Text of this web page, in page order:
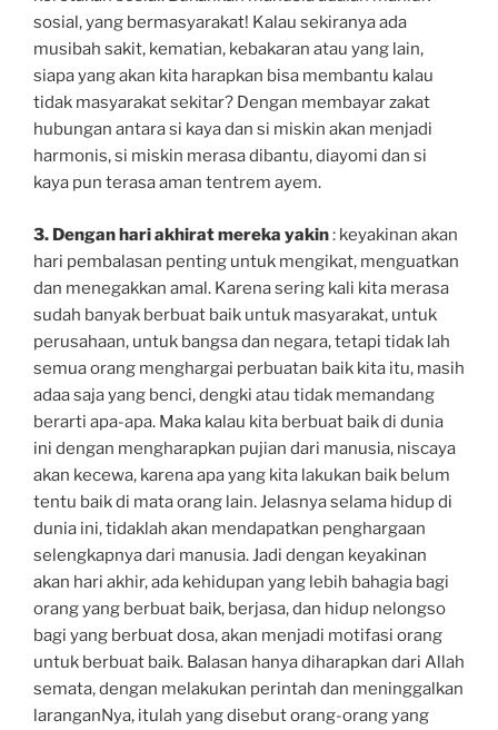
sosial, yang bermasyarakat! Kalau sekiranya ada
musibah sakit, kematian, kebakaran atau yang lain,
siapa yang akan kita harapkan bisa membantu kalau
tidak masyarakat sekitar? Dengan membayar zakat
hubungan antara si kaya dan si miskin akan menjadi
harmonis, si miskin merasa dibantu, diayomi dan si
kaya pun terasa aman tentrem ayem.
3. Dengan hari akhirat mereka yakin: keyakinan akan
hari pembalasan penting untuk mengikat, menguatkan
dan menegakkan amal. Karena sering kali kita merasa
sudah banyak berbuat baik untuk masyarakat, untuk
perusahaan, untuk bangsa dan negara, tetapi tidak lah
semua orang menghargai perbuatan baik kita itu, masih
adaa saja yang benci, dengki atau tidak memandang
berarti apa-apa. Maka kalau kita berbuat baik di dunia
ini dengan mengharapkan pujian dari manusia, niscaya
akan kecewa, karena apa yang kita lakukan baik belum
tentu baik di mata orang lain. Jelasnya selama hidup di
dunia ini, tidaklah akan mendapatkan penghargaan
selengkapnya dari manusia. Jadi dengan keyakinan
akan hari akhir, ada kehidupan yang lebih bahagia bagi
orang yang berbuat baik, berjasa, dan hidup nelongso
bagi yang berbuat dosa, akan menjadi motifasi orang
untuk berbuat baik. Balasan hanya diharapkan dari Allah
semata, dengan melakukan perintah dan meninggalkan
laranganNya, itulah yang disebut orang-orang yang